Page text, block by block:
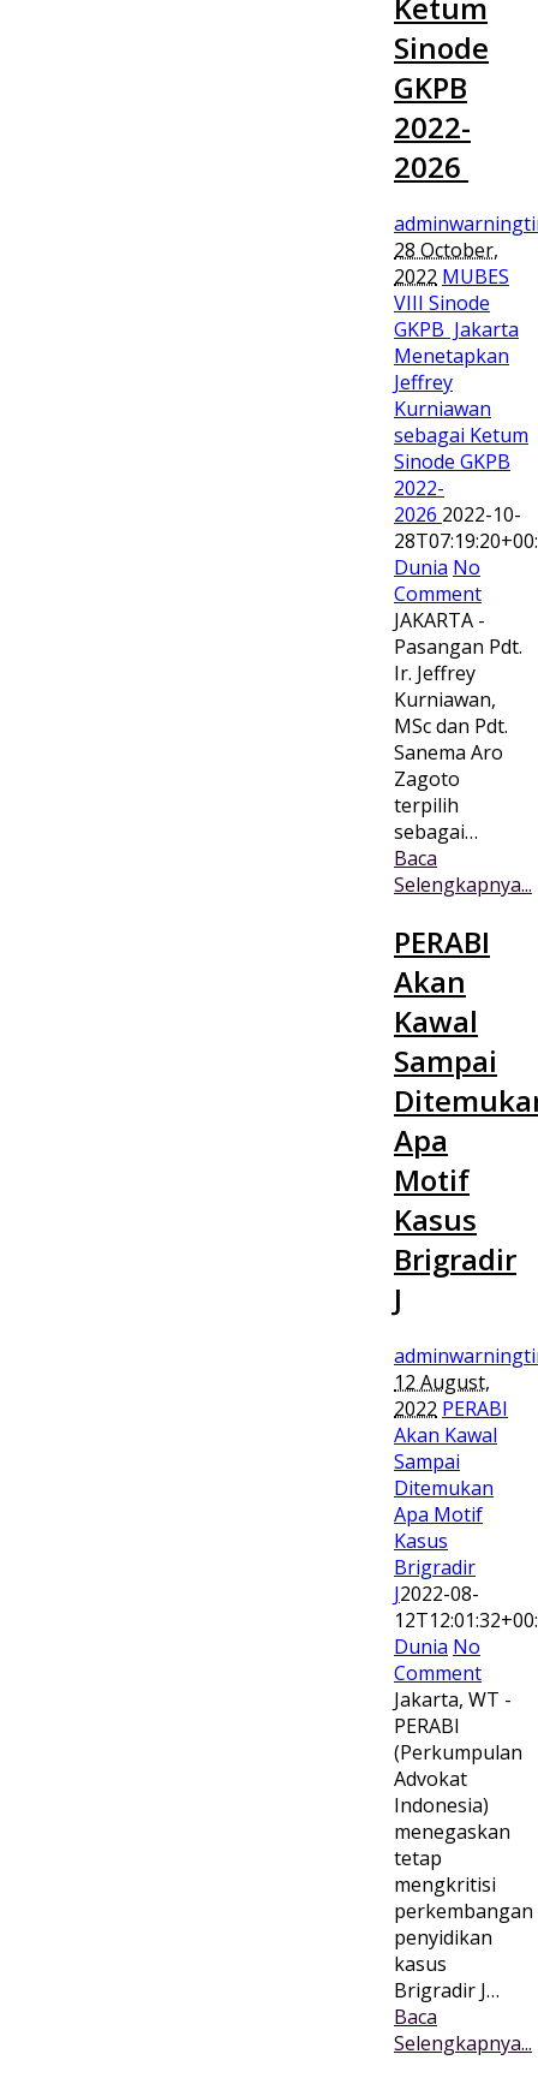
Sinode
GKPB
2022-
2026
28 October,
2022 MUBES
VIII Sinode
GKPB Jakarta
Menetapkan
Jeffrey
Kurniawan
sebagai Ketum
Sinode GKPB
2022-
2026 2022-10-
Dunia No
Comment
JAKARTA -
Pasangan Pdt.
Ir. Jeffrey
Kurniawan,
MSc dan Pdt.
Sanema Aro
Zagoto
terpilih
sebagai…
Baca
Selengkapnya...
PERABI
Akan
Kawal
Sampai
Apa
Motif
Kasus
Brigradir
J
12 August,
2022 PERABI
Akan Kawal
Sampai
Ditemukan
Apa Motif
Kasus
Brigradir
J2022-08-
Dunia No
Comment
Jakarta, WT -
PERABI
(Perkumpulan
Advokat
Indonesia)
menegaskan
tetap
mengkritisi
perkembangan
penyidikan
kasus
Brigradir J…
Baca
Selengkapnya...